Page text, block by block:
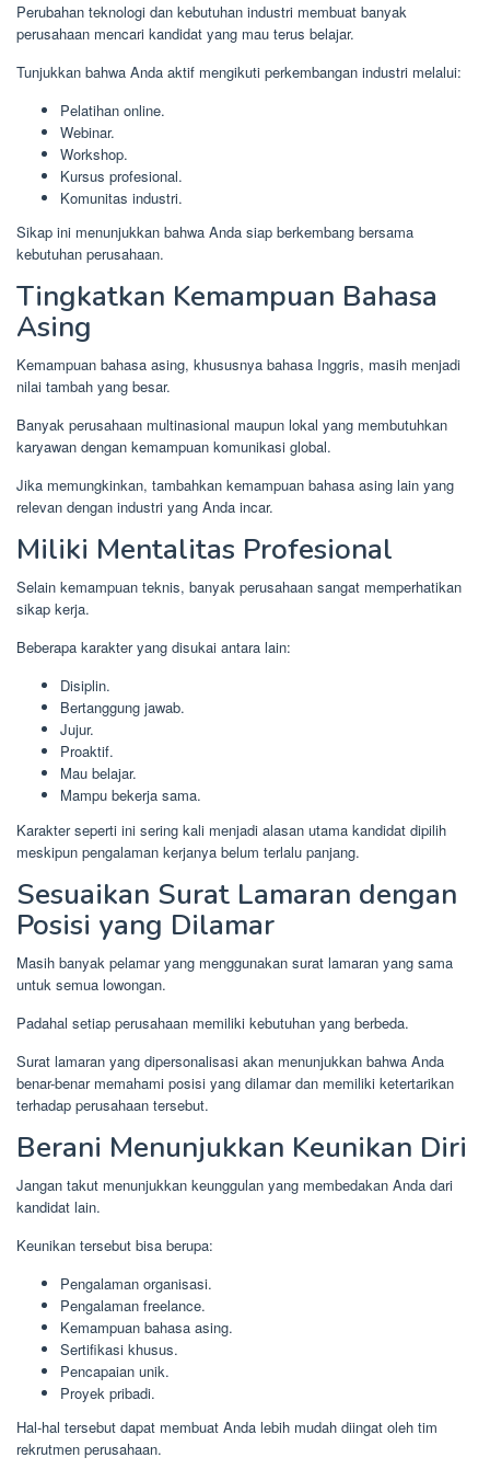
Perubahan teknologi dan kebutuhan industri membuat banyak
perusahaan mencari kandidat yang mau terus belajar.
Tunjukkan bahwa Anda aktif mengikuti perkembangan industri melalui:
Pelatihan online.
Webinar.
Workshop.
Kursus profesional.
Komunitas industri.
Sikap ini menunjukkan bahwa Anda siap berkembang bersama
kebutuhan perusahaan.
Tingkatkan Kemampuan Bahasa
Asing
Kemampuan bahasa asing, khususnya bahasa Inggris, masih menjadi
nilai tambah yang besar.
Banyak perusahaan multinasional maupun lokal yang membutuhkan
karyawan dengan kemampuan komunikasi global.
Jika memungkinkan, tambahkan kemampuan bahasa asing lain yang
relevan dengan industri yang Anda incar.
Miliki Mentalitas Profesional
Selain kemampuan teknis, banyak perusahaan sangat memperhatikan
sikap kerja.
Beberapa karakter yang disukai antara lain:
Disiplin.
Bertanggung jawab.
Jujur.
Proaktif.
Mau belajar.
Mampu bekerja sama.
Karakter seperti ini sering kali menjadi alasan utama kandidat dipilih
meskipun pengalaman kerjanya belum terlalu panjang.
Sesuaikan Surat Lamaran dengan
Posisi yang Dilamar
Masih banyak pelamar yang menggunakan surat lamaran yang sama
untuk semua lowongan.
Padahal setiap perusahaan memiliki kebutuhan yang berbeda.
Surat lamaran yang dipersonalisasi akan menunjukkan bahwa Anda
benar-benar memahami posisi yang dilamar dan memiliki ketertarikan
terhadap perusahaan tersebut.
Berani Menunjukkan Keunikan Diri
Jangan takut menunjukkan keunggulan yang membedakan Anda dari
kandidat lain.
Keunikan tersebut bisa berupa:
Pengalaman organisasi.
Pengalaman freelance.
Kemampuan bahasa asing.
Sertifikasi khusus.
Pencapaian unik.
Proyek pribadi.
Hal-hal tersebut dapat membuat Anda lebih mudah diingat oleh tim
rekrutmen perusahaan.